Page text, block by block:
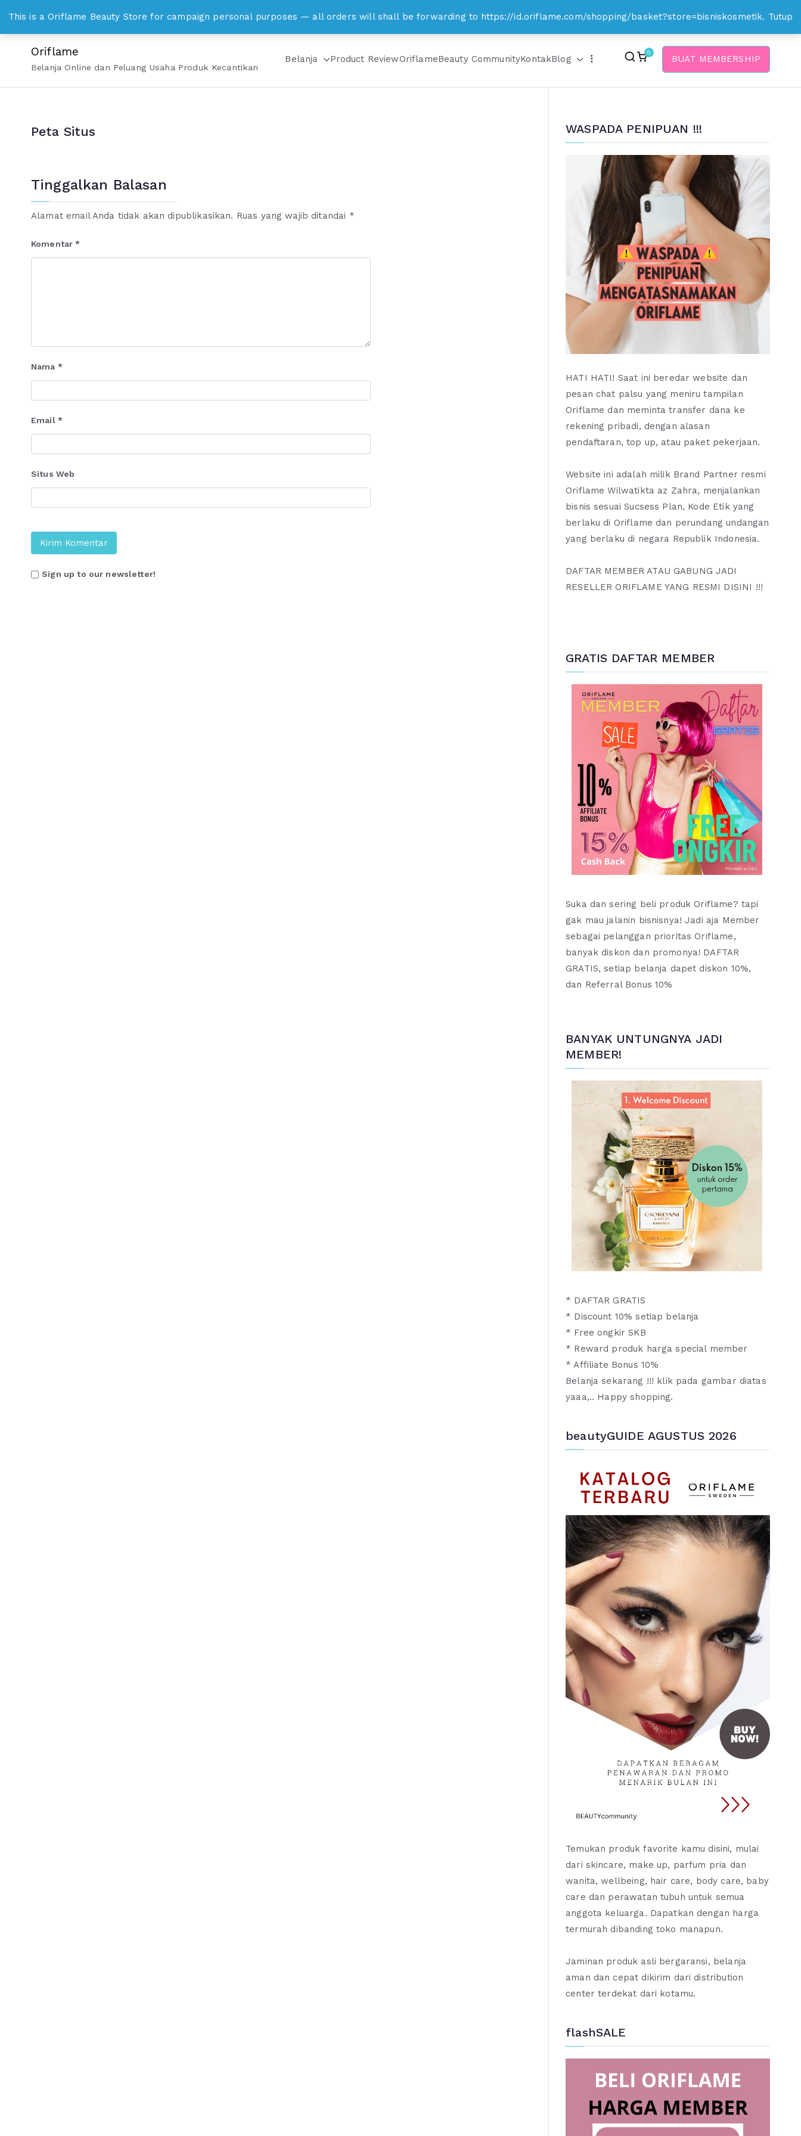
This is a Oriflame Beauty Store for campaign personal purposes — all orders will shall be forwarding to https://id.oriflame.com/shopping/basket?store=bisniskosmetik. Tutup
WhatsApp 0813 8328 1000 bisniskosmetika@gmail.com
Oriflame
Belanja Online dan Peluang Usaha Produk Kecantikan
Belanja Product ReviewOriflameBeauty CommunityKontakBlog
0
BUAT MEMBERSHIP
Peta Situs
Tinggalkan Balasan
Alamat email Anda tidak akan dipublikasikan. Ruas yang wajib ditandai *
Komentar*
Nama *
Email *
Situs Web
Sign up to our newsletter!
WASPADA PENIPUAN !!!
HATI HATI! Saat ini beredar website dan
pesan chat palsu yang meniru tampilan
Oriflame dan meminta transfer dana ke
rekening pribadi, dengan alasan
pendaftaran, top up, atau paket pekerjaan.
Website ini adalah milik Brand Partner resmi
Oriflame Wilwatikta az Zahra, menjalankan
bisnis sesuai Sucsess Plan, Kode Etik yang
berlaku di Oriflame dan perundang undangan
yang berlaku di negara Republik Indonesia.
DAFTAR MEMBER ATAU GABUNG JADI
RESELLER ORIFLAME YANG RESMI DISINI !!!
GRATIS DAFTAR MEMBER
Suka dan sering beli produk Oriflame? tapi
gak mau jalanin bisnisnya! Jadi aja Member
sebagai pelanggan prioritas Oriflame,
banyak diskon dan promonya! DAFTAR
GRATIS, setiap belanja dapet diskon 10%,
dan Referral Bonus 10%
BANYAK UNTUNGNYA JADI
MEMBER!
* DAFTAR GRATIS
* Discount 10% setiap belanja
* Free ongkir SKB
* Reward produk harga special member
* Affiliate Bonus 10%
Belanja sekarang !!! klik pada gambar diatas
yaaa,.. Happy shopping.
beautyGUIDE AGUSTUS 2026
Temukan produk favorite kamu disini, mulai
dari skincare, make up, parfum pria dan
wanita, wellbeing, hair care, body care, baby
care dan perawatan tubuh untuk semua
anggota keluarga. Dapatkan dengan harga
termurah dibanding toko manapun.
Jaminan produk asli bergaransi, belanja
aman dan cepat dikirim dari distribution
center terdekat dari kotamu.
flashSALE